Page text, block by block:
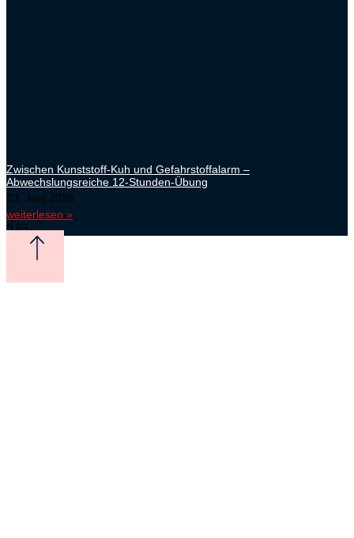
Zwischen Kunststoff-Kuh und Gefahrstoffalarm –
Abwechslungsreiche 12-Stunden-Übung
23. Juni 2026
weiterlesen »